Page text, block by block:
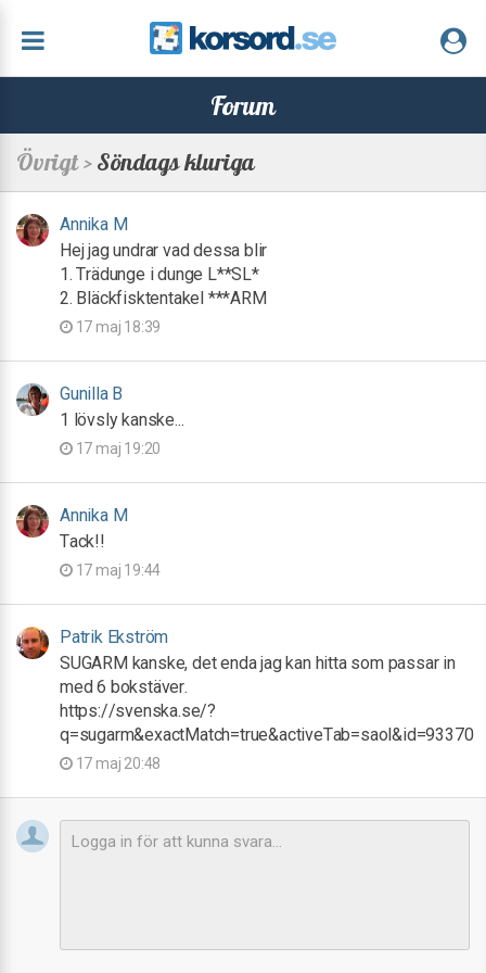
Forum
Övrigt >Söndags kluriga
Annika M
Hej jag undrar vad dessa blir
1. Trädunge i dunge L**SL*
2. Bläckfisktentakel ***ARM
17 maj 18:39
Gunilla B
1 lövsly kanske...
17 maj 19:20
Annika M
Tack!!
17 maj 19:44
Patrik Ekström
SUGARM kanske, det enda jag kan hitta som passar in
med 6 bokstäver.
https://svenska.se/?
q=sugarm&exactMatch=true&activeTab=saol&id=93370
17 maj 20:48